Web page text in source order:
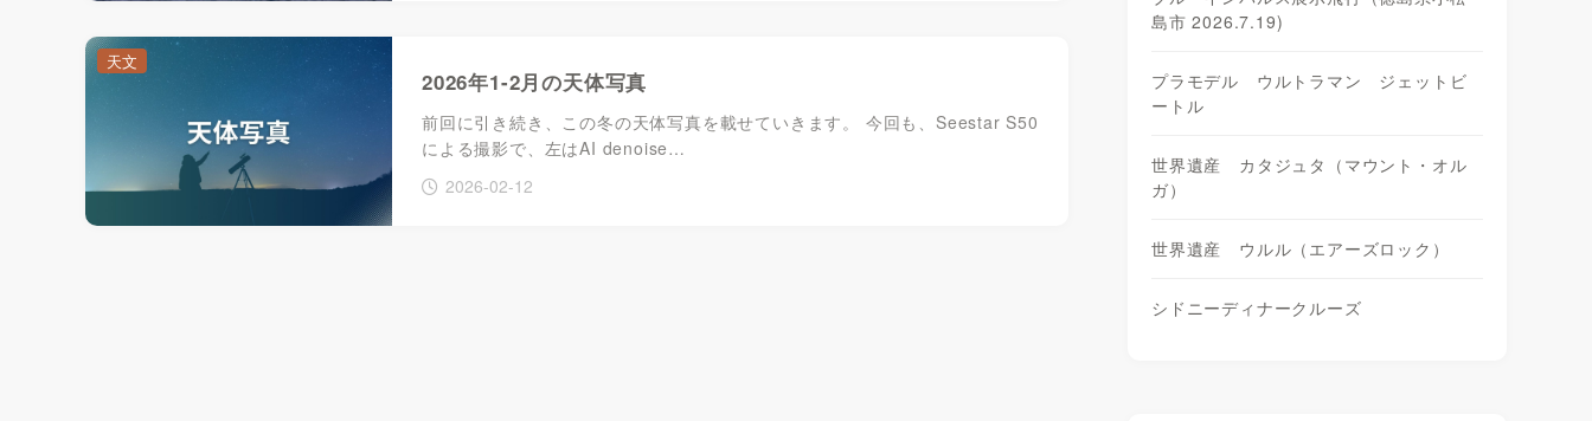
2026年1-2月の天体写真
前回に引き続き、この冬の天体写真を載せていきます。 今回も、Seestar S50
による撮影で、左はAI denoise…
2026-02-12
天文
島市 2026.7.19)
プラモデル ウルトラマン ジェットビ
ートル
世界遺産 カタジュタ（マウント・オル
ガ）
世界遺産 ウルル（エアーズロック）
シドニーディナークルーズ